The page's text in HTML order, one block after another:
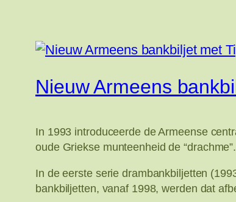
Nieuw Armeens
In 1993 introduceerde de Armeense
oude Griekse munteenheid de “drachme”.
In de eerste serie drambankbiljetten
bankbiljetten, vanaf 1998, werden dat